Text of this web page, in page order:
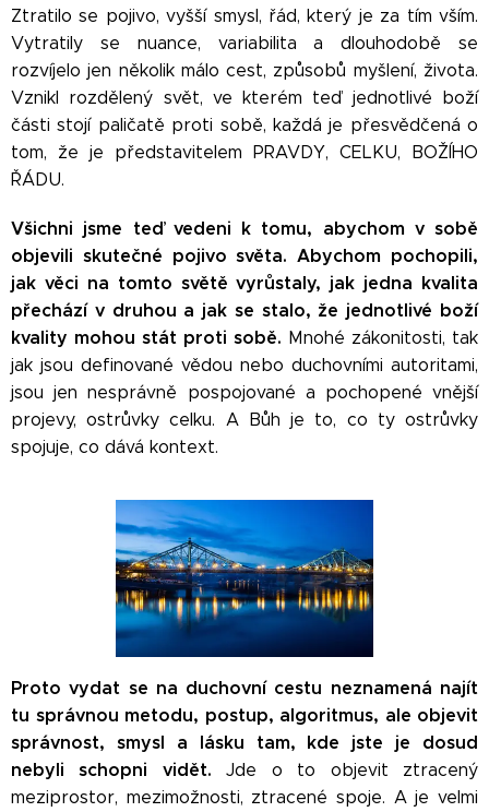
Ztratilo se pojivo, vyšší smysl, řád, který je za tím vším.
Vytratily se nuance, variabilita a dlouhodobě se
rozvíjelo jen několik málo cest, způsobů myšlení, života.
Vznikl rozdělený svět, ve kterém teď jednotlivé boží
části stojí paličatě proti sobě, každá je přesvědčená o
tom, že je představitelem PRAVDY, CELKU, BOŽÍHO
ŘÁDU.
Všichni jsme teď vedeni k tomu, abychom v sobě
objevili skutečné pojivo světa. Abychom pochopili,
jak věci na tomto světě vyrůstaly, jak jedna kvalita
přechází v druhou a jak se stalo, že jednotlivé boží
kvality mohou stát proti sobě. Mnohé zákonitosti, tak
jak jsou definované vědou nebo duchovními autoritami,
jsou jen nesprávně pospojované a pochopené vnější
projevy, ostrůvky celku. A Bůh je to, co ty ostrůvky
spojuje, co dává kontext.
Proto vydat se na duchovní cestu neznamená najít
tu správnou metodu, postup, algoritmus, ale objevit
správnost, smysl a lásku tam, kde jste je dosud
nebyli schopni vidět.Jde o to objevit ztracený
meziprostor, mezimožnosti, ztracené spoje. A je velmi